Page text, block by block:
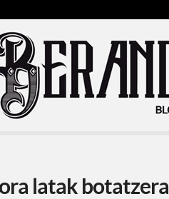
latak botatzera